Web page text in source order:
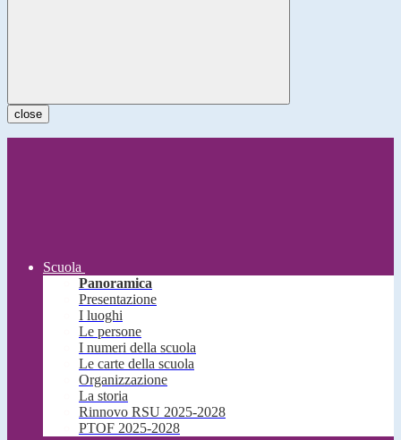
close
Scuola
Panoramica
Presentazione
I luoghi
Le persone
I numeri della scuola
Le carte della scuola
Organizzazione
La storia
Rinnovo RSU 2025-2028
PTOF 2025-2028